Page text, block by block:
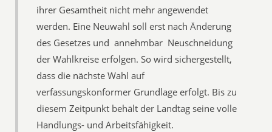
ihrer Gesamtheit nicht mehr angewendet
werden. Eine Neuwahl soll erst nach Änderung
des Gesetzes und  annehmbar  Neuschneidung
der Wahlkreise erfolgen. So wird sichergestellt,
dass die nächste Wahl auf
verfassungskonformer Grundlage erfolgt. Bis zu
diesem Zeitpunkt behält der Landtag seine volle
Handlungs- und Arbeitsfähigkeit.